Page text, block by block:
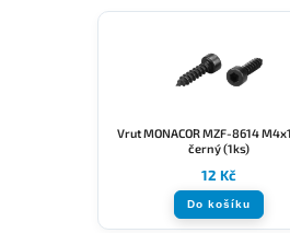
Vrut MONACOR MZF-8614
černý (1ks)
12 Kč
Do košíku